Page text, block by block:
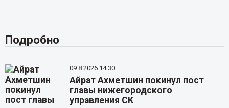
Подробно
09.8.2026 14:30
Айрат Ахметшин покинул пост
главы нижегородского
управления СК